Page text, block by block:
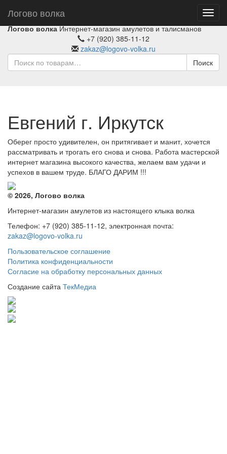
Логово волка
Логово волка Интернет-магазин амулетов и талисманов
+7 (920) 385-11-12
zakaz@logovo-volka.ru
Поиск
Евгений г. Иркутск
Оберег просто удивителен, он притягивает и манит, хочется
рассматривать и трогать его снова и снова. Работа мастерской
интернет магазина высокого качества, желаем вам удачи и
успехов в вашем труде. БЛАГО ДАРИМ !!!
© 2026, Логово волка
Интернет-магазин амулетов из настоящего клыка волка
Телефон: +7 (920) 385-11-12, электронная почта:
zakaz@logovo-volka.ru
Пользовательское соглашение
Политика конфиденциальности
Согласие на обработку персональных данных
Создание сайта ТекМедиа